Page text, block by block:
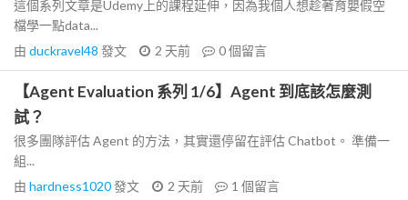
這個系列文章是Udemy上的課程延伸，因為我個人想趁著育嬰假空
檔學一點data...
由 duckravel48 發文 2 天前 0個留言
【Agent Evaluation 系列 1/6】Agent 到底該怎麼測
試？
很多團隊評估 Agent 的方法，其實還停留在評估 Chatbot。 準備一
組...
由 hardness1020發文 2 天前 1 個留言